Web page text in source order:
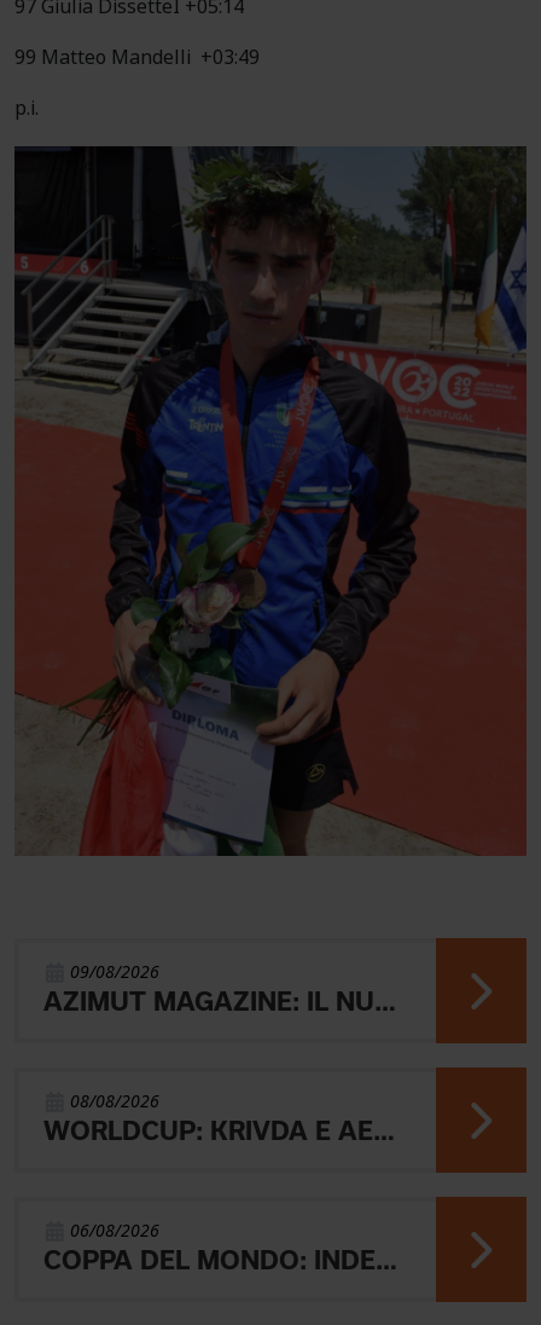
09/08/2026
AZIMUT MAGAZINE: IL NUOVO NUMERO
08/08/2026
WORLDCUP: KRIVDA E AEBERSOLD VINCONO LA MIDDLE
06/08/2026
COPPA DEL MONDO: INDERST 45° VINCONO AEBERSOLD E SVENSK
97 Giulia DissetteI +05:14
99 Matteo Mandelli +03:49
p.i.